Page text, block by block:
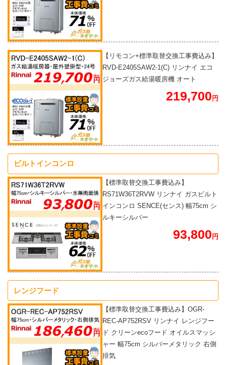
【リモコン+標準取替交換工事費込み】
RVD-E2405SAW2-1(C) リンナイ エコ
ジョーズガス給湯暖房機 オート
219,700 円
ビルトインコンロ
【標準取替交換工事費込み】
RS71W36T2RVW リンナイ ガスビルト
インコンロ SENCE(センス) 幅75cm シ
ルキーシルバー
93,800 円
レンジフード
【標準取替交換工事費込み】OGR-
REC-AP752RSV リンナイ レンジフー
ド クリーンecoフード オイルスマッシ
ャー 幅75cm シルバーメタリック 右側
排気